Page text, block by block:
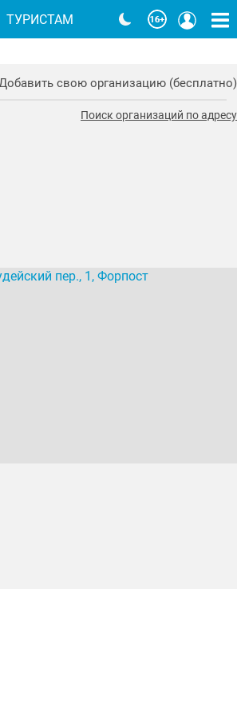
свою организацию (бесплатно)
Поиск организаций по адресу
ТУРИСТАМ